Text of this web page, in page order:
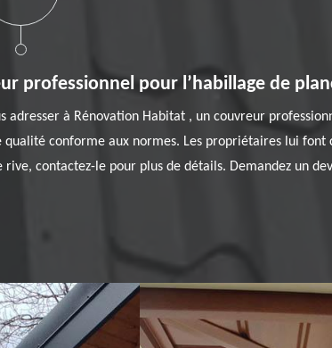
professionnel pour l’habillage de
à Rénovation Habitat , un couvreur
conforme aux normes. Les propriétaires lui font
contactez-le pour plus de détails. Demandez un